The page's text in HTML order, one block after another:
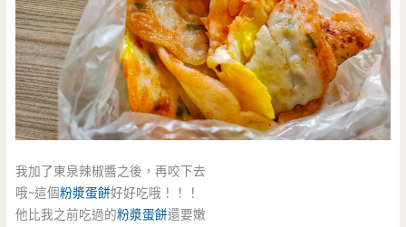
我加了東泉辣椒醬之後，再咬下去
哦~這個粉漿蛋餅好好吃哦！！！
他比我之前吃過的粉漿蛋餅還要嫩